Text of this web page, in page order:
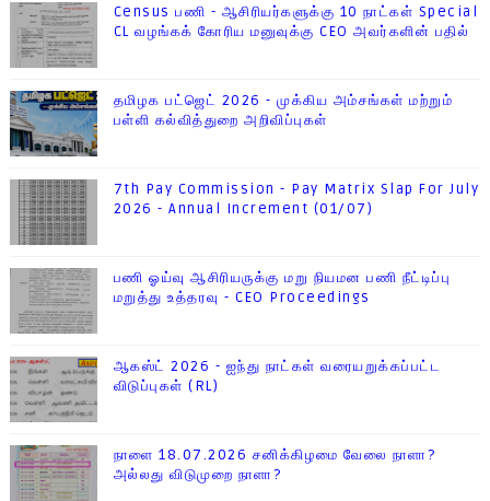
Census பணி - ஆசிரியர்களுக்கு 10 நாட்கள் Special
CL வழங்கக் கோரிய மனுவுக்கு CEO அவர்களின் பதில்
தமிழக பட்ஜெட் 2026 - முக்கிய அம்சங்கள் மற்றும்
பள்ளி கல்வித்துறை அறிவிப்புகள்
7th Pay Commission - Pay Matrix Slap For July
2026 - Annual Increment (01/07)
பணி ஓய்வு ஆசிரியருக்கு மறு நியமன பணி நீட்டிப்பு
மறுத்து உத்தரவு - CEO Proceedings
ஆகஸ்ட் 2026 - ஐந்து நாட்கள் வரையறுக்கப்பட்ட
விடுப்புகள் (RL)
நாளை 18.07.2026 சனிக்கிழமை வேலை நாளா?
அல்லது விடுமுறை நாளா?